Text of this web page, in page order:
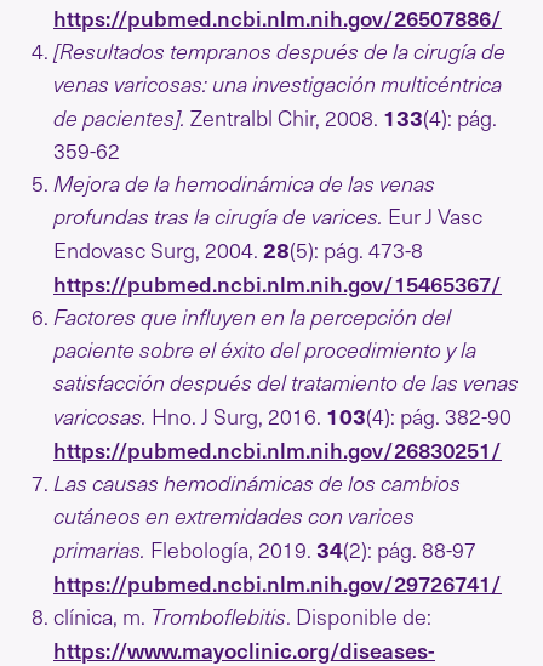
https://pubmed.ncbi.nlm.nih.gov/26507886/
[Resultados tempranos después de la cirugía de
venas varicosas: una investigación multicéntrica
de pacientes]. Zentralbl Chir, 2008. 133(4): pág.
359-62
Mejora de la hemodinámica de las venas
profundas tras la cirugía de varices. Eur J Vasc
Endovasc Surg, 2004. 28(5): pág. 473-8
https://pubmed.ncbi.nlm.nih.gov/15465367/
Factores que influyen en la percepción del
paciente sobre el éxito del procedimiento y la
satisfacción después del tratamiento de las venas
varicosas. Hno. J Surg, 2016. 103(4): pág. 382-90
https://pubmed.ncbi.nlm.nih.gov/26830251/
Las causas hemodinámicas de los cambios
cutáneos en extremidades con varices
primarias. Flebología, 2019. 34(2): pág. 88-97
https://pubmed.ncbi.nlm.nih.gov/29726741/
clínica, m. Tromboflebitis. Disponible de:
https://www.mayoclinic.org/diseases-